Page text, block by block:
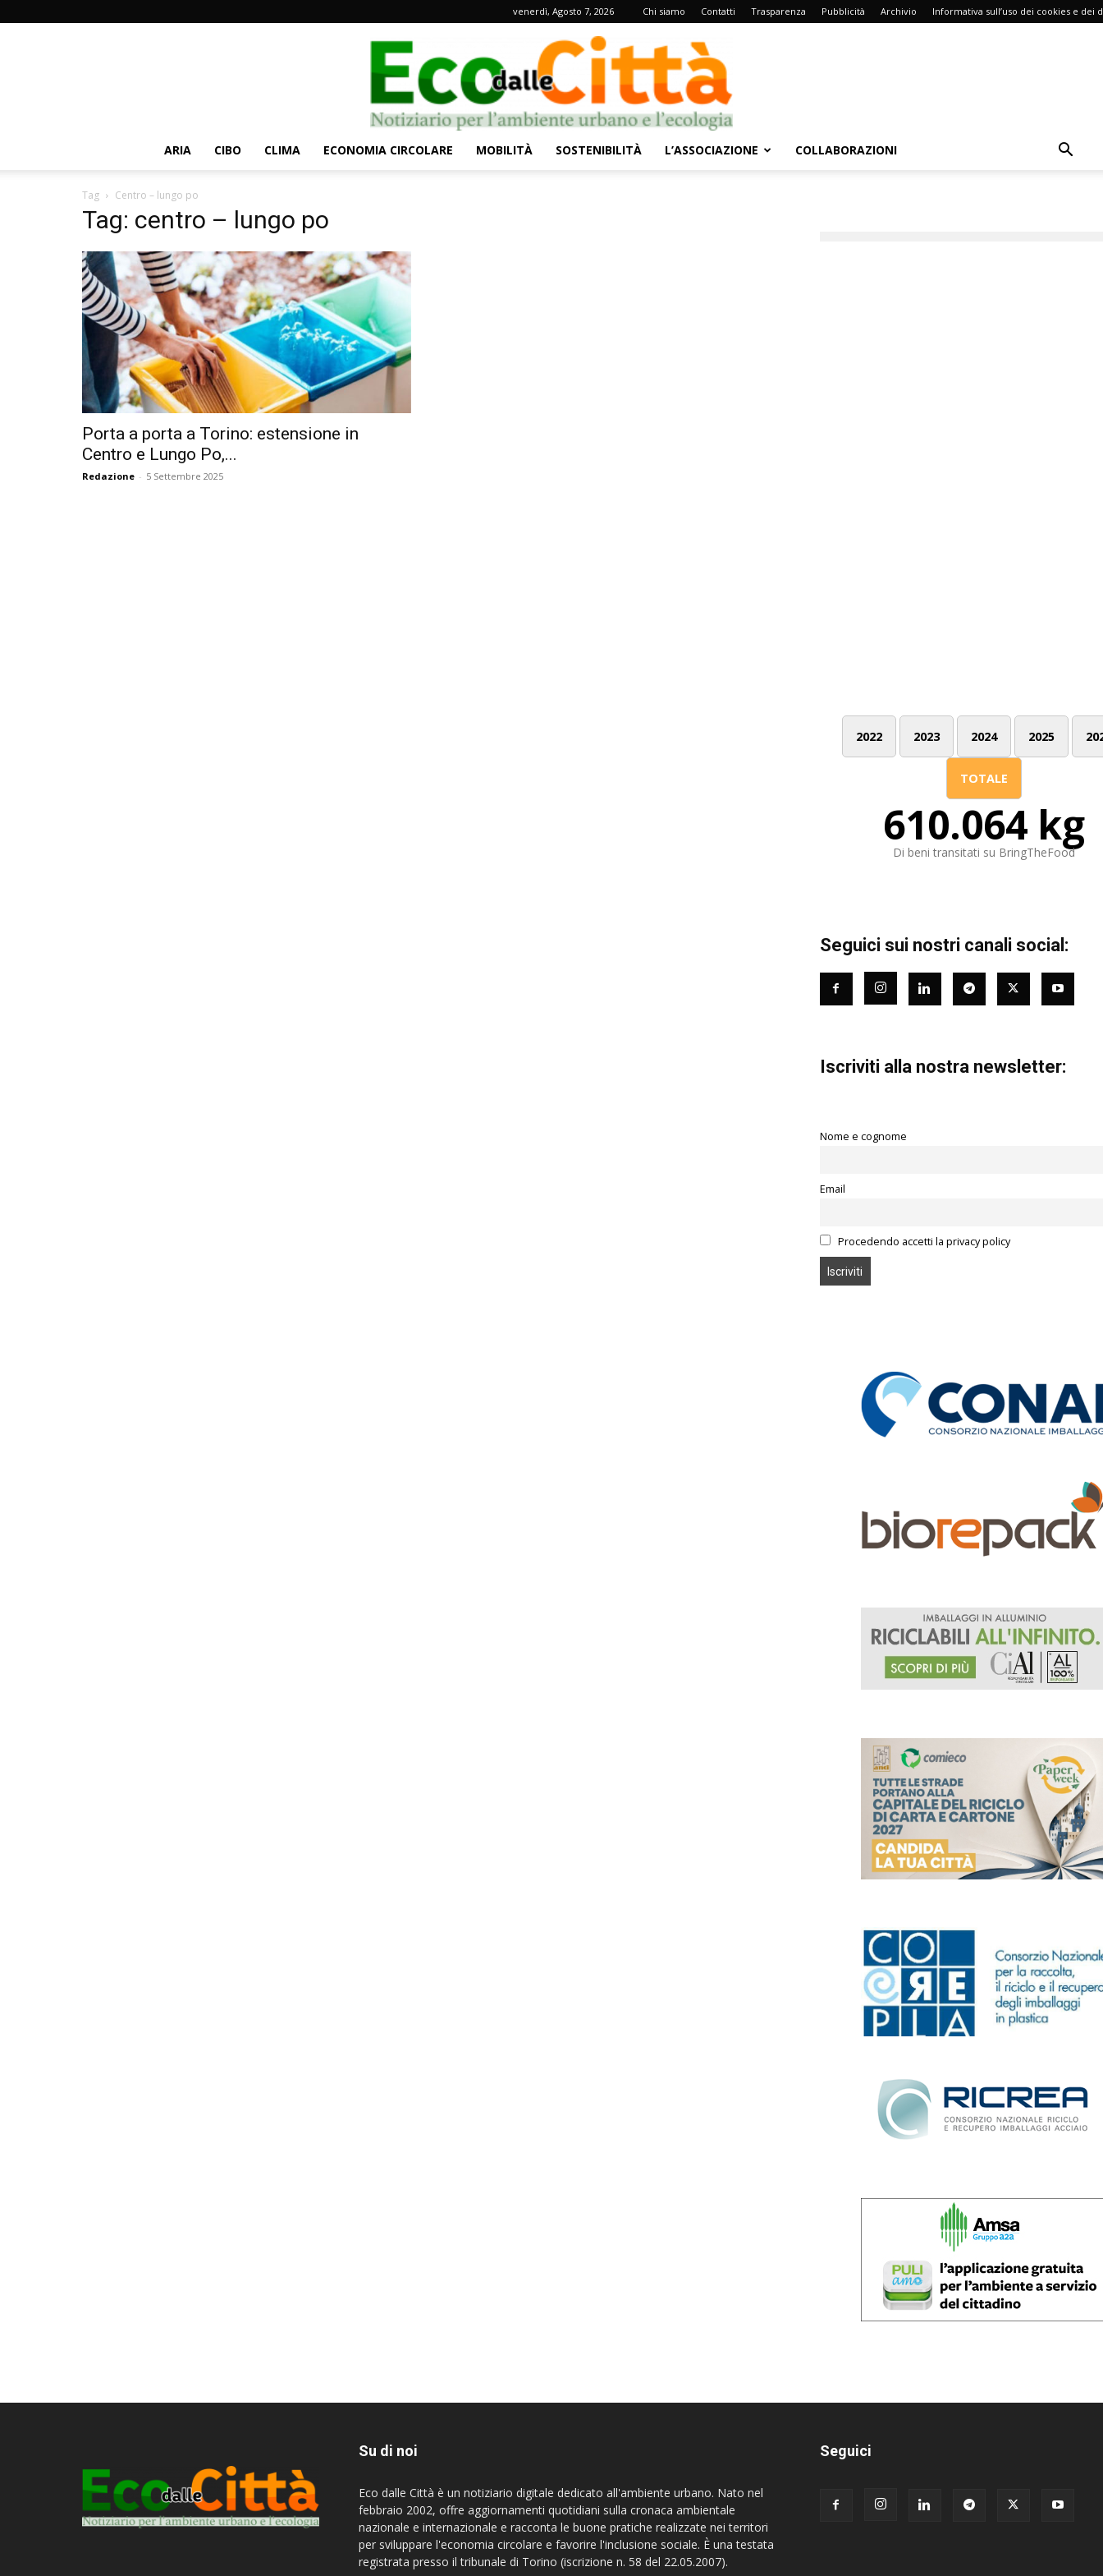
venerdì, Agosto 7, 2026 Chi siamo Contatti Trasparenza Pubblicità Archivio Informativa sull’uso dei cookies e dei
ARIA CIBO CLIMA ECONOMIA CIRCOLARE MOBILITÀ SOSTENIBILITÀ L’ASSOCIAZIONE COLLABORAZIONI
Tag Centro – lungo po
Tag: centro – lungo po
Porta a porta a Torino: estensione in
Centro e Lungo Po,...
Redazione - 5 Settembre 2025
2022 2023 2024 2025
TOTALE
610.064 kg
Di beni transitati su BringTheFood
Seguici sui nostri canali social:
Iscriviti alla nostra newsletter:
Nome e cognome
Email
Procedendo accetti la privacy policy
Su di noi
Eco dalle Città è un notiziario digitale dedicato all'ambiente urbano. Nato nel
febbraio 2002, offre aggiornamenti quotidiani sulla cronaca ambientale
nazionale e internazionale e racconta le buone pratiche realizzate nei territori
per sviluppare l'economia circolare e favorire l'inclusione sociale. È una testata
registrata presso il tribunale di Torino (iscrizione n. 58 del 22.05.2007).
Seguici